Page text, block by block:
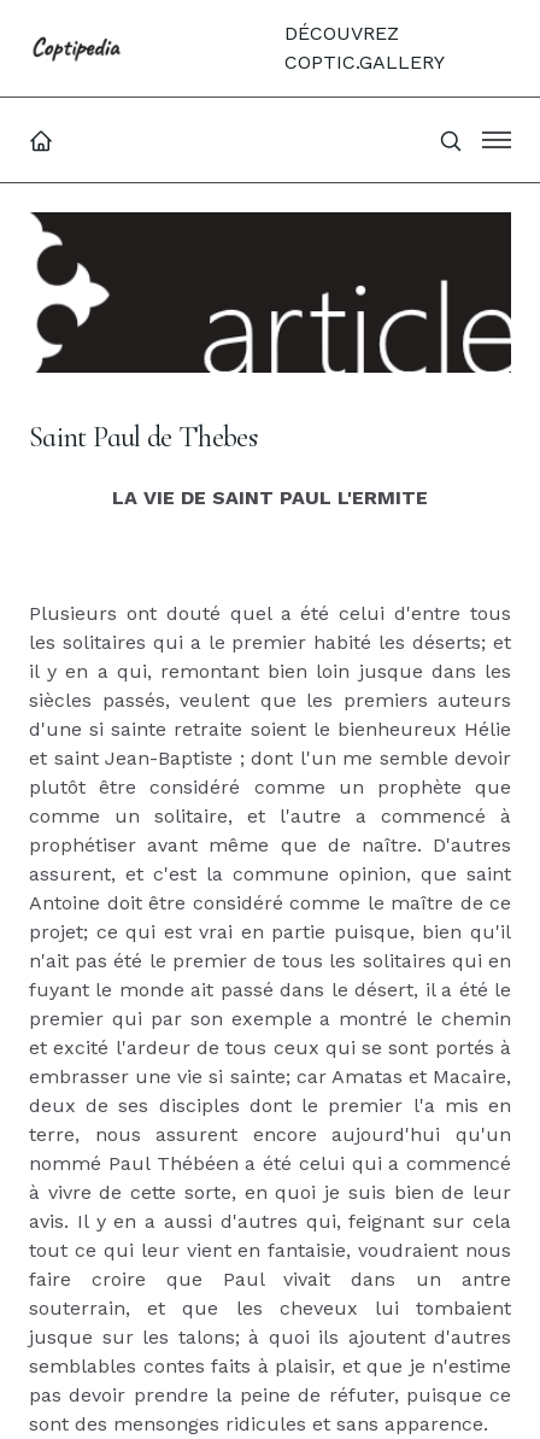
DÉCOUVREZ
COPTIC.GALLERY
Saint Paul de Thebes
LA VIE DE SAINT PAUL L'ERMITE
Plusieurs ont douté quel a été celui d'entre tous
les solitaires qui a le premier habité les déserts; et
il y en a qui, remontant bien loin jusque dans les
siècles passés, veulent que les premiers auteurs
d'une si sainte retraite soient le bienheureux Hélie
et saint Jean-Baptiste ; dont l'un me semble devoir
plutôt être considéré comme un prophète que
comme un solitaire, et l'autre a commencé à
prophétiser avant même que de naître. D'autres
assurent, et c'est la commune opinion, que saint
Antoine doit être considéré comme le maître de ce
projet; ce qui est vrai en partie puisque, bien qu'il
n'ait pas été le premier de tous les solitaires qui en
fuyant le monde ait passé dans le désert, il a été le
premier qui par son exemple a montré le chemin
et excité l'ardeur de tous ceux qui se sont portés à
embrasser une vie si sainte; car Amatas et Macaire,
deux de ses disciples dont le premier l'a mis en
terre, nous assurent encore aujourd'hui qu'un
nommé Paul Thébéen a été celui qui a commencé
à vivre de cette sorte, en quoi je suis bien de leur
avis. Il y en a aussi d'autres qui, feignant sur cela
tout ce qui leur vient en fantaisie, voudraient nous
faire croire que Paul vivait dans un antre
souterrain, et que les cheveux lui tombaient
jusque sur les talons; à quoi ils ajoutent d'autres
semblables contes faits à plaisir, et que je n'estime
pas devoir prendre la peine de réfuter, puisque ce
sont des mensonges ridicules et sans apparence.